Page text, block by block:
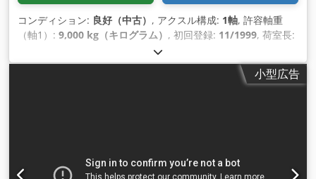
コンディション: 良好（中古） , アクスル構成: 1軸, 許容軸重
（軸1）: 9,000 kg（キログラム） , 初回登録: 11/1999, 荷室長:
2,550 mm, 荷室高:
ース容量:34 m³, 全長:11,750 mm, 全幅:2,550 mm, 全高:
385/65-
小型広告